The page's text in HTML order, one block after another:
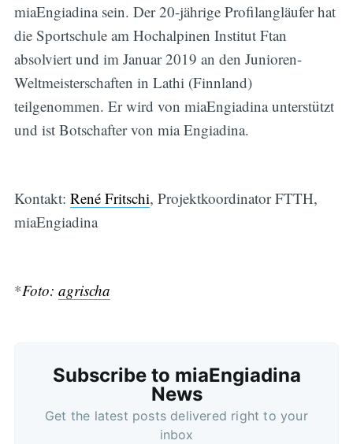
miaEngiadina sein. Der 20-jährige Profilangläufer hat
die Sportschule am Hochalpinen Institut Ftan
absolviert und im Januar 2019 an den Junioren-
Weltmeisterschaften in Lathi (Finnland)
teilgenommen. Er wird von miaEngiadina unterstützt
und ist Botschafter von mia Engiadina.
Kontakt: René Fritschi, Projektkoordinator FTTH,
miaEngiadina
*Foto: agrischa
Subscribe to miaEngiadina
News
Get the latest posts delivered right to your
inbox